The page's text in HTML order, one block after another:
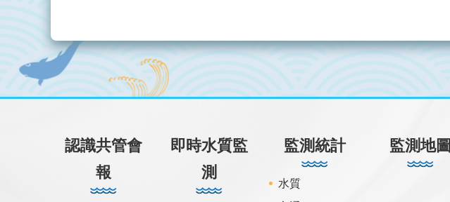
:::
認識共管會
報
即時水質監
測
監測統計
水質
監測地圖